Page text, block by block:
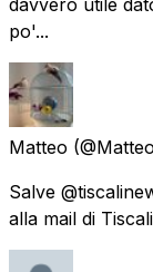
po'...
Matteo
Salve
alla mail di